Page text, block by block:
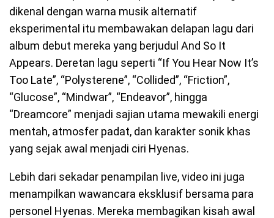
dikenal dengan warna musik alternatif
eksperimental itu membawakan delapan lagu dari
album debut mereka yang berjudul And So It
Appears. Deretan lagu seperti “If You Hear Now It’s
Too Late”, “Polysterene”, “Collided”, “Friction”,
“Glucose”, “Mindwar”, “Endeavor”, hingga
“Dreamcore” menjadi sajian utama mewakili energi
mentah, atmosfer padat, dan karakter sonik khas
yang sejak awal menjadi ciri Hyenas.
Lebih dari sekadar penampilan live, video ini juga
menampilkan wawancara eksklusif bersama para
personel Hyenas. Mereka membagikan kisah awal